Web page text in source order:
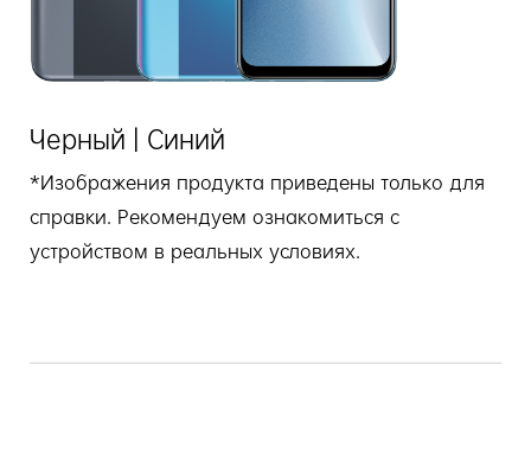
Черный | Синий
*Изображения продукта приведены только для
справки. Рекомендуем ознакомиться с
устройством в реальных условиях.